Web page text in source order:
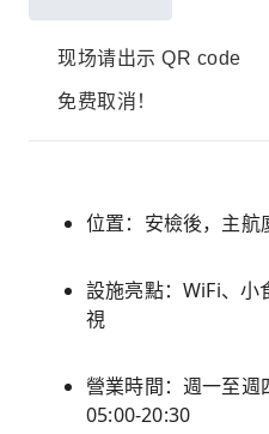
现场请出示 QR code
免费取消！
位置：安檢後，主航
設施亮點：WiFi、小
視
營業時間：週一至週
05:00-20:30